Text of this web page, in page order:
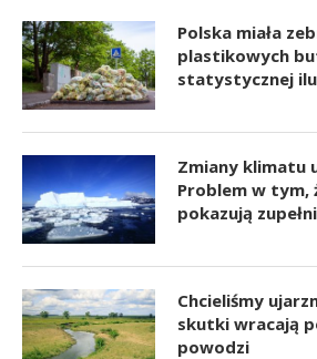
Polska miała
plastikowych
statystycznej
Zmiany klimatu
Problem w tym,
pokazują
Chcieliśmy
skutki wracają
powodzi